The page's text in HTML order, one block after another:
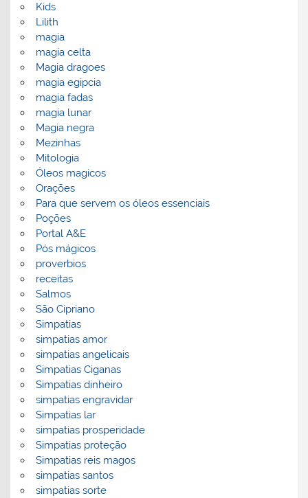
Kids
Lilith
magia
magia celta
Magia dragoes
magia egipcia
magia fadas
magia lunar
Magia negra
Mezinhas
Mitologia
Óleos magicos
Orações
Para que servem os óleos essenciais
Poções
Portal A&E
Pós mágicos
proverbios
receitas
Salmos
São Cipriano
Simpatias
simpatias amor
simpatias angelicais
Simpatias Ciganas
Simpatias dinheiro
simpatias engravidar
Simpatias lar
simpatias prosperidade
Simpatias proteção
Simpatias reis magos
simpatias santos
simpatias sorte